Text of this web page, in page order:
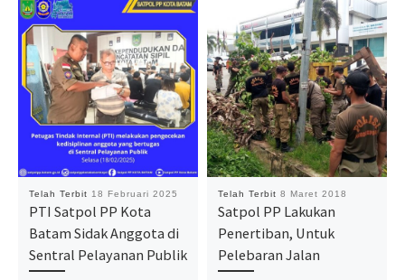
Telah Terbit 18 Februari 2025
PTI Satpol PP Kota
Batam Sidak Anggota di
Sentral Pelayanan Publik
Telah Terbit 8 Maret 2018
Satpol PP Lakukan
Penertiban, Untuk
Pelebaran Jalan